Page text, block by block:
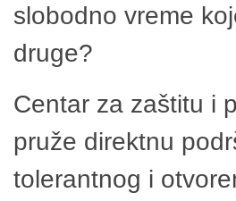
slobodno vreme
druge?
Centar za zaštitu i
pruže direktnu
tolerantnog i